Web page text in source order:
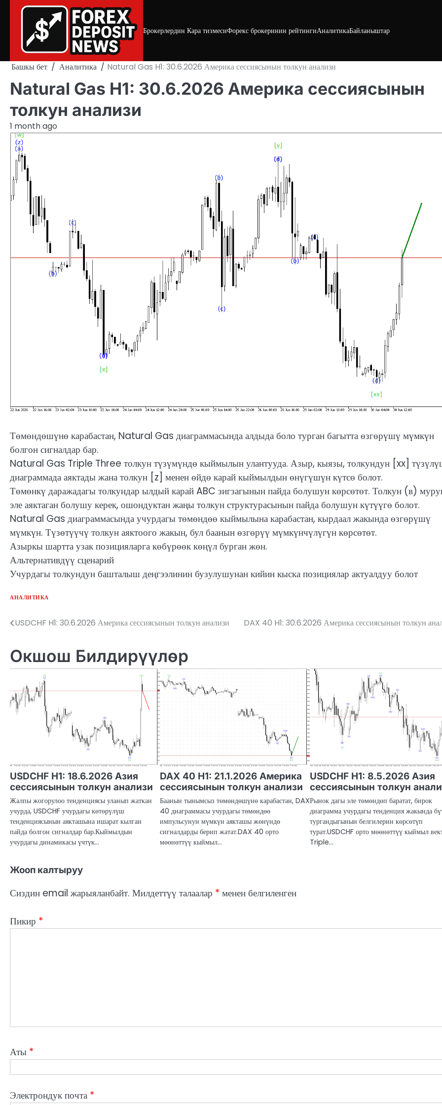
Брокерлердин Кара тизмесиФорекс брокеринин рейтингиАналитикаБайланыштар
Башкы бет Аналитика Natural Gas H1: 30.6.2026 Америка сессиясынын толкун анализи
Natural Gas H1: 30.6.2026 Америка сессиясынын
толкун анализи
1 month ago
Төмөндөшүнө карабастан, Natural Gas диаграммасында алдыда боло турган багытта өзгөрүшү мүмкүн
болгон сигналдар бар.
Natural Gas Triple Three толкун түзүмүндө кыймылын улантууда. Азыр, кыязы, толкундун [xx]
диаграммада аяктады жана толкун [z] менен өйдө карай кыймылдын өнүгүшүн күтсө болот.
Төмөнкү даражадагы толкундар ылдый карай ABC зигзагынын пайда болушун көрсөтөт. Толкун (в)
эле аяктаган болушу керек, ошондуктан жаңы толкун структурасынын пайда болушун күтүүгө болот.
Natural Gas диаграммасында учурдагы төмөндөө кыймылына карабастан, кырдаал жакында өзгөрүшү
мүмкүн. Түзөтүүчү толкун аяктоого жакын, бул баанын өзгөрүү мүмкүнчүлүгүн көрсөтөт.
Азыркы шартта узак позицияларга көбүрөөк көңүл бурган жөн.
Альтернативдүү сценарий
Учурдагы толкундун башталыш деңгээлинин бузулушунан кийин кыска позициялар актуалдуу болот
АНАЛИТИКА
Жазуулар
багыттоо
USDCHF H1: 30.6.2026 Америка сессиясынын толкун анализи DAX 40 H1: 30.6.2026 Америка сессиясынын толкун
Окшош Билдирүүлөр
USDCHF H1: 18.6.2026 Азия
сессиясынын толкун анализи
Жалпы жогорулоо тенденциясы уланып жаткан
учурда, USDCHF учурдагы көтөрүлүш
тенденциясынын аякташына ишарат кылган
пайда болгон сигналдар бар.Кыймылдын
учурдагы динамикасы үчтүк…
DAX 40 H1: 21.1.2026 Америка
сессиясынын толкун анализи
Баанын тынымсыз төмөндөшүнө карабастан, DAX
40 диаграммасы учурдагы төмөндөө
импульсунун мүмкүн аякташы жөнүндө
сигналдарды берип жатат.DAX 40 орто
мөөнөттүү кыймыл…
USDCHF H1: 8.5.2026 Азия
сессиясынын толкун
Рынок дагы эле төмөндөп баратат, бирок
диаграмма учурдагы тенденция жакында
тургандыгынын белгилерин көрсөтүп
турат.USDCHF орто мөөнөттүү кыймыл
Triple…
Жооп калтыруу
Сиздин email жарыяланбайт. Милдеттүү талаалар * менен белгиленген
Пикир *
Аты *
Электрондук почта *